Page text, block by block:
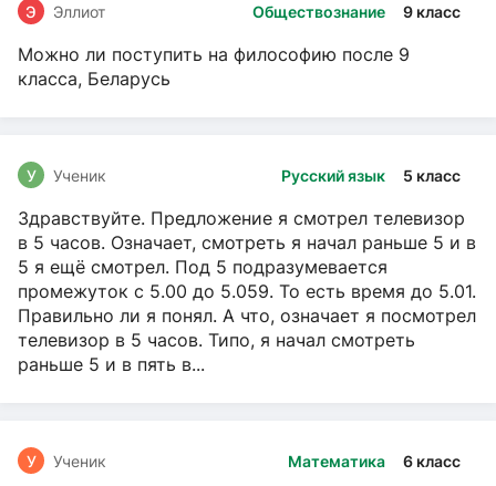
Обществознание 9 класс
Э Эллиот
Можно ли поступить на философию после 9
класса, Беларусь
Русский язык 5 класс
У Ученик
Здравствуйте. Предложение я смотрел телевизор
в 5 часов. Означает, смотреть я начал раньше 5 и в
5 я ещё смотрел. Под 5 подразумевается
промежуток с 5.00 до 5.059. То есть время до 5.01.
Правильно ли я понял. А что, означает я посмотрел
телевизор в 5 часов. Типо, я начал смотреть
раньше 5 и в пять в...
Математика 6 класс
У Ученик